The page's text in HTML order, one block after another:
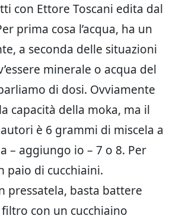
con Ettore Toscani edita dal
prima cosa l’acqua, ha un
a seconda delle situazioni
minerale o acqua del
di dosi. Ovviamente
capacità della moka, ma il
è 6 grammi di miscela a
– aggiungo io – 7 o 8. Per
paio di cucchiaini.
pressatela, basta battere
con un cucchiaino